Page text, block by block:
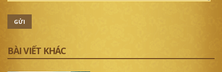
GỬI
BÀI VIẾT KHÁC